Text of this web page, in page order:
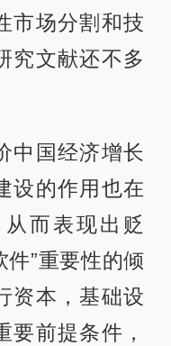
市场分割和技
究文献还不多
中国经济增长
设的作用也在
而表现出贬
件”重要性的倾
资本，基础设
要前提条件，